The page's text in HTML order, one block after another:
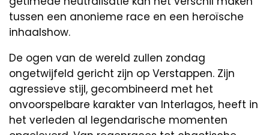
tussen een anonieme race en een heroïsche
inhaalshow.
De ogen van de wereld zullen zondag
ongetwijfeld gericht zijn op Verstappen. Zijn
agressieve stijl, gecombineerd met het
onvoorspelbare karakter van Interlagos, heeft in
het verleden al legendarische momenten